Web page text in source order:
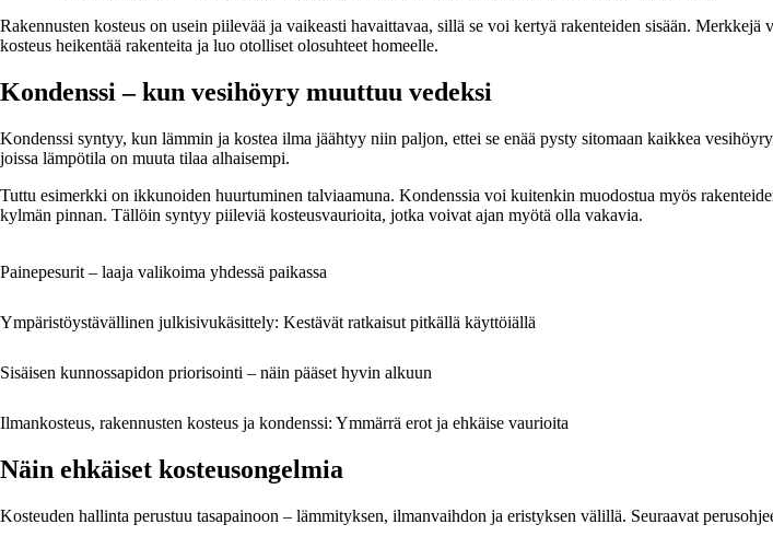
Rakennusten kosteus on usein piilevää ja vaikeasti havaittavaa, sillä se voi kertyä rakenteiden sisään.
kosteus heikentää rakenteita ja luo otolliset olosuhteet homeelle.
Kondenssi – kun vesihöyry muuttuu vedeksi
Kondenssi syntyy, kun lämmin ja kostea ilma jäähtyy niin paljon, ettei se enää pysty sitomaan kaikkea
joissa lämpötila on muuta tilaa alhaisempi.
Tuttu esimerkki on ikkunoiden huurtuminen talviaamuna. Kondenssia voi kuitenkin muodostua myös
kylmän pinnan. Tällöin syntyy piileviä kosteusvaurioita, jotka voivat ajan myötä olla vakavia.
Painepesurit – laaja valikoima yhdessä paikassa
Ympäristöystävällinen julkisivukäsittely: Kestävät ratkaisut pitkällä käyttöiällä
Sisäisen kunnossapidon priorisointi – näin pääset hyvin alkuun
Ilmankosteus, rakennusten kosteus ja kondenssi: Ymmärrä erot ja ehkäise vaurioita
Näin ehkäiset kosteusongelmia
Kosteuden hallinta perustuu tasapainoon – lämmityksen, ilmanvaihdon ja eristyksen välillä. Seuraavat